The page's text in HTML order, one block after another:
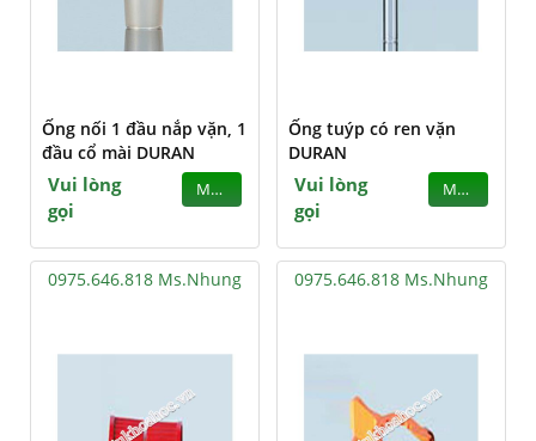
Ống nối 1 đầu nắp vặn, 1
đầu cổ mài DURAN
Vui lòng
gọi
MUA
Ống tuýp có ren vặn
DURAN
Vui lòng
gọi
MUA
0975.646.818 Ms.Nhung 0975.646.818 Ms.Nhung